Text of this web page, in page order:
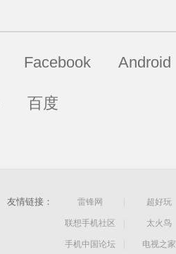
Facebook Android
百度
友情链接： 雷锋网 超好玩
联想手机社区 太火鸟
手机中国论坛 电视之家